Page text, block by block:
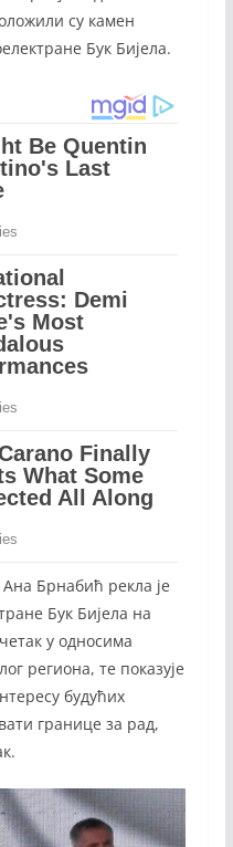
су камен
Бук Бијела.
Брнабић рекла је
Бук Бијела на
у односима
региона, те показује
будућих
границе за рад,